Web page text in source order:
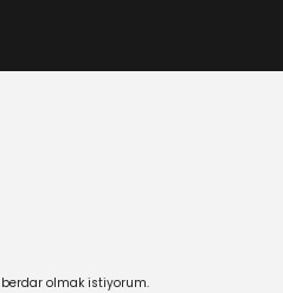
olmak istiyorum.